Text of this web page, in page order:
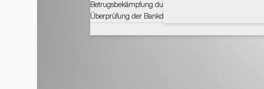
Betrugsbekämpfung durch zertifizierte und automatische
Überprüfung der Bankdaten